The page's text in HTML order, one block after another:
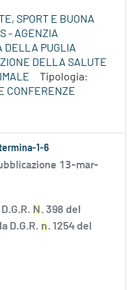
SPORT E BUONA
- AGENZIA
DELLA PUGLIA
DELLA SALUTE
Tipologia:
CONFERENZE
1-6
13-mar-
N . 398 del
D.G.R. n. 1254 del